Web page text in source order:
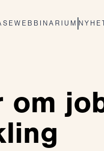
WEBBINARIUM
om